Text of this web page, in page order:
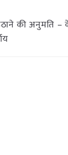
की अनुमति